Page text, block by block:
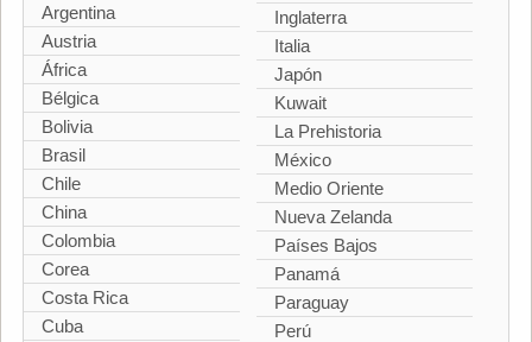
Argentina
Austria
África
Bélgica
Bolivia
Brasil
Chile
China
Colombia
Corea
Costa Rica
Cuba
Inglaterra
Italia
Japón
Kuwait
La Prehistoria
México
Medio Oriente
Nueva Zelanda
Países Bajos
Panamá
Paraguay
Perú